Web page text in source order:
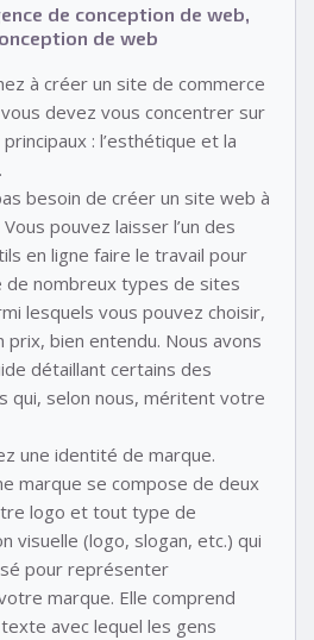
de conception de web,
de web
à créer un site de commerce
devez vous concentrer sur
: l’esthétique et la
besoin de créer un site web à
pouvez laisser l’un des
en ligne faire le travail pour
de nombreux types de sites
lesquels vous pouvez choisir,
prix, bien entendu. Nous avons
détaillant certains des
qui, selon nous, méritent votre
une identité de marque.
marque se compose de deux
logo et tout type de
visuelle (logo, slogan, etc.) qui
pour représenter
marque. Elle comprend
avec lequel les gens